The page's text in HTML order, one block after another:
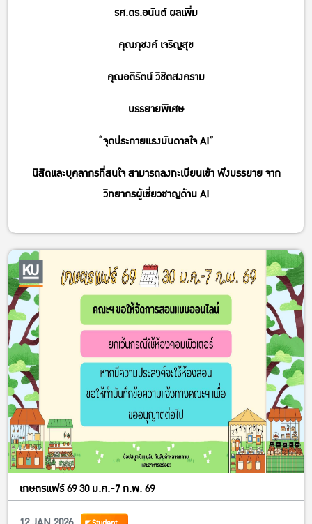
รศ.ดร.อนันต์ ผลเพิ่ม
คุณภุชงค์ เจริญสุข
คุณอติรัตน์ วิชิตสงคราม
บรรยายพิเศษ
“จุดประกายแรงบันดาลใจ AI”
นิสิตและบุคลากรที่สนใจ สามารถลงทะเบียนเข้า ฟังบรรยาย จาก
วิทยากรผู้เชี่ยวชาญด้าน AI
เกษตรแฟร์ 69 30 ม.ค.-7 ก.พ. 69